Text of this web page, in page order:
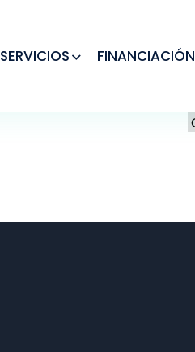
SERVICIOS FINANCIACIÓN